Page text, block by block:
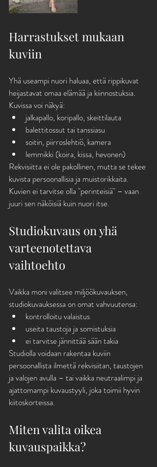
Harrastukset mukaan
kuviin
Yhä useampi nuori haluaa, että rippikuvat
heijastavat omaa elämää ja kiinnostuksia.
Kuvissa voi näkyä:
jalkapallo, koripallo, skeittilauta
balettitossut tai tanssiasu
soitin, piirroslehtiö, kamera
lemmikki (koira, kissa, hevonen)
Rekvisiitta ei ole pakollinen, mutta se tekee
kuvista persoonallisia ja muistorikkaita.
Kuvien ei tarvitse olla "perinteisiä" – vaan
juuri sen näköisiä kuin nuori itse.
Studiokuvaus on yhä
varteenotettava
vaihtoehto
Vaikka moni valitsee miljöökuvauksen,
studiokuvauksessa on omat vahvuutensa:
kontrolloitu valaistus
useita taustoja ja somistuksia
ei tarvitse jännittää sään takia
Studiolla voidaan rakentaa kuviin
persoonallista ilmettä rekvisiitan, taustojen
ja valojen avulla – tai vaikka neutraalimpi ja
ajattomampi kuvaustyyli, joka toimii hyvin
kiitoskorteissa.
Miten valita oikea
kuvauspaikka?